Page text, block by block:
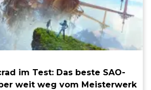
im Test: Das beste SAO-
weit weg vom Meisterwerk